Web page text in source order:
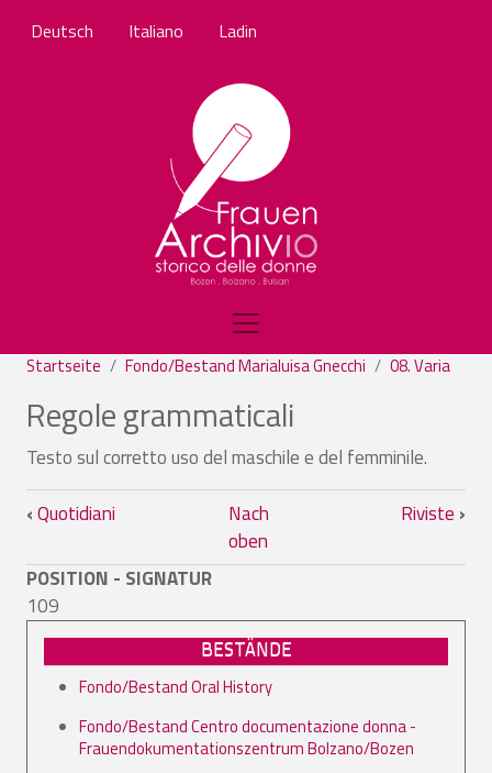
Deutsch Italiano Ladin
Startseite Fondo/Bestand Marialuisa Gnecchi 08. Varia
Regole grammaticali
Testo sul corretto uso del maschile e del femminile.
Links für das Blättern im Buch Regole
‹Quotidiani
Nach
oben
Riviste ›
POSITION - SIGNATUR
109
BESTÄNDE
Fondo/Bestand Oral History
Fondo/Bestand Centro documentazione donna -
Frauendokumentationszentrum Bolzano/Bozen